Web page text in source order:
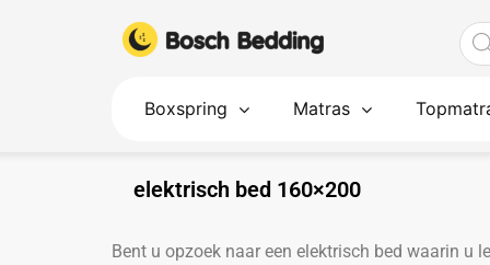
Boxspring Matras
elektrisch bed 160×200
Bent u opzoek naar een elektrisch bed waarin u